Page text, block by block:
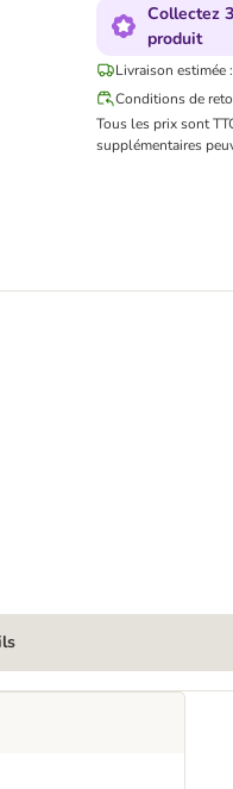
Collectez
produit
Livraison estimée
Conditions de
Tous les prix sont
supplémentaires